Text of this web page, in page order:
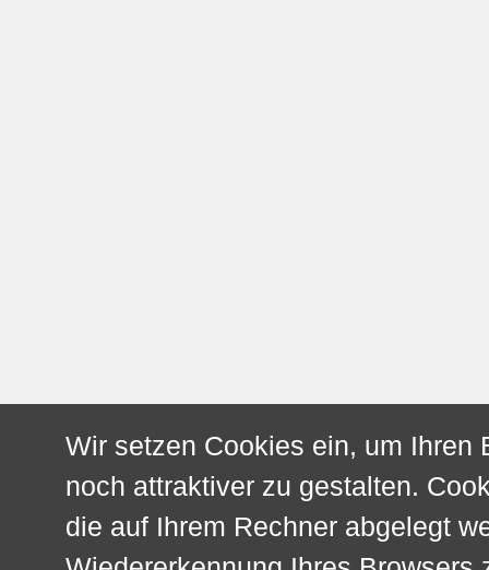
Wir setzen Cookies ein, um Ihren
noch attraktiver zu gestalten.
die auf Ihrem Rechner abgelegt